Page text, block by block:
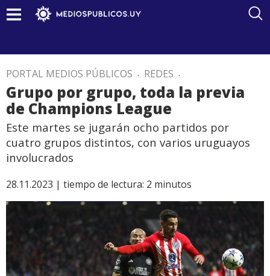
PORTAL MEDIOS PÚBLICOS . REDES .
Grupo por grupo, toda la previa
de Champions League
Este martes se jugarán ocho partidos por
cuatro grupos distintos, con varios uruguayos
involucrados
28.11.2023 | tiempo de lectura: 2 minutos